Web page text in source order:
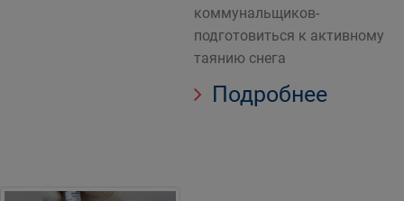
коммунальщиков-
подготовиться к активному
таянию снега
Подробнее